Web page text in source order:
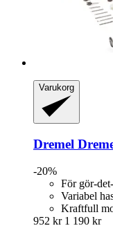
Varukorg
Dremel
-20%
För gör-
Variabel
Kraftfull
952 kr 1 190 kr